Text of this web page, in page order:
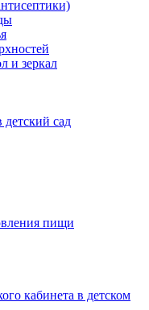
и зеркал
сад
пищи
кабинета в детском